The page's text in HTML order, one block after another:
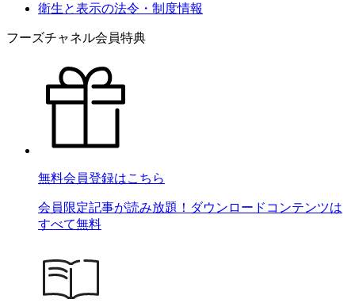
衛生と表示の法令・制度情報
フーズチャネル会員特典
無料会員登録はこちら
会員限定記事が読み放題！ダウンロードコンテンツは
すべて無料